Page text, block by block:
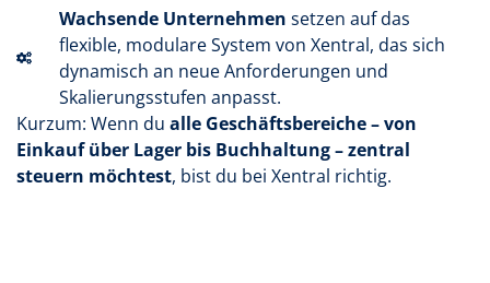
Wachsende Unternehmen setzen auf das
flexible, modulare System von Xentral, das sich
dynamisch an neue Anforderungen und
Skalierungsstufen anpasst.
Kurzum: Wenn du alle Geschäftsbereiche – von
Einkauf über Lager bis Buchhaltung – zentral
steuern möchtest, bist du bei Xentral richtig.